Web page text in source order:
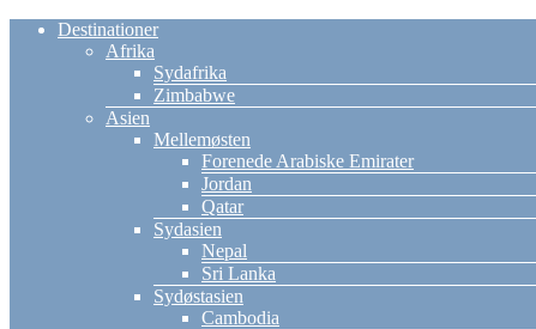
Destinationer
Afrika
Sydafrika
Zimbabwe
Asien
Mellemøsten
Forenede Arabiske Emirater
Jordan
Qatar
Sydasien
Nepal
Sri Lanka
Sydøstasien
Cambodia